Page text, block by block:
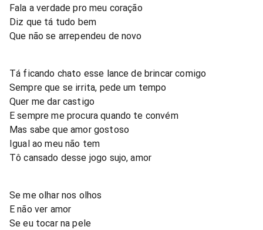
Fala a verdade pro meu coração
Diz que tá tudo bem
Que não se arrependeu de novo
Tá ficando chato esse lance de brincar comigo
Sempre que se irrita, pede um tempo
Quer me dar castigo
E sempre me procura quando te convém
Mas sabe que amor gostoso
Igual ao meu não tem
Tô cansado desse jogo sujo, amor
Se me olhar nos olhos
E não ver amor
Se eu tocar na pele